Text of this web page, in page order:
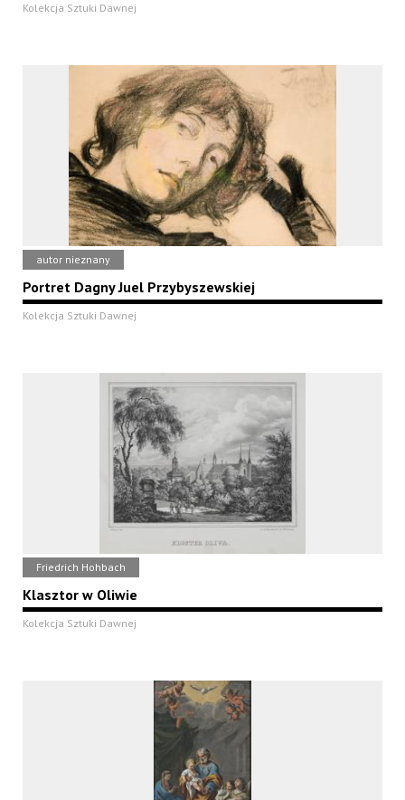
Kolekcja Sztuki Dawnej
autor nieznany
Portret Dagny Juel Przybyszewskiej
Kolekcja Sztuki Dawnej
Friedrich Hohbach
Klasztor w Oliwie
Kolekcja Sztuki Dawnej